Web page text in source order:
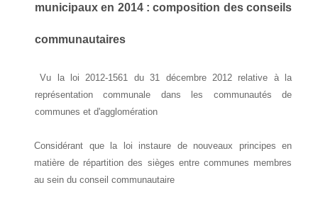
municipaux en 2014 : composition des conseils
communautaires
Vu la loi 2012-1561 du 31 décembre 2012 relative à la
représentation communale dans les communautés de
communes et d'agglomération
Considérant que la loi instaure de nouveaux principes en
matière de répartition des sièges entre communes membres
au sein du conseil communautaire